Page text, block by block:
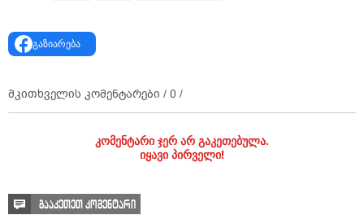
გაზიარება
მკითხველის კომენტარები / 0 /
კომენტარი ჯერ არ გაკეთებულა.
იყავი პირველი!
გააკეთეთ კომენტარი